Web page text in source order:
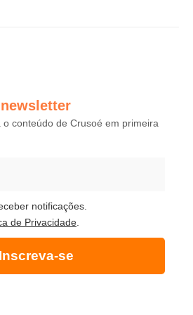
conteúdo de Crusoé em primeira
notificações.
de Privacidade
Inscreva-se